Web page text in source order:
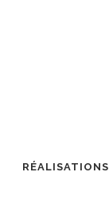
RÉALISATIONS